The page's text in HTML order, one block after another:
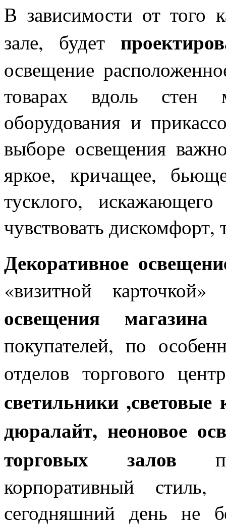
В зависимости от того
зале, будет
освещение
товарах вдоль стен
оборудования и
выборе освещения
яркое, кричащее,
тусклого,
чувствовать дискомфорт,
Декоративное
«визитной
освещения
покупателей, по
отделов торгового
светильники
дюралайт, неоновое
торговых залов
корпоративный
сегодняшний день не